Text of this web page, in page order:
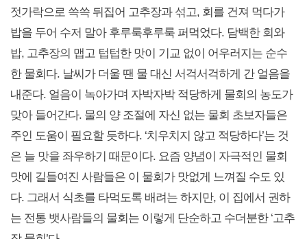
젓가락으로 쓱쓱 뒤집어 고추장과 섞고, 회를 건져 먹다가
밥을 두어 수저 말아 후루룩후루룩 퍼먹었다. 담백한 회와
밥, 고추장의 맵고 텁텁한 맛이 기교 없이 어우러지는 순수
한 물회다. 날씨가 더울 땐 물 대신 서걱서걱하게 간 얼음을
내준다. 얼음이 녹아가며 자박자박 적당하게 물회의 농도가
맞아 들어간다. 물의 양 조절에 자신 없는 물회 초보자들은
주인 도움이 필요할 듯하다. ‘치우치지 않고 적당하다’는 것
은 늘 맛을 좌우하기 때문이다. 요즘 양념이 자극적인 물회
맛에 길들여진 사람들은 이 물회가 맛없게 느껴질 수도 있
다. 그래서 식초를 타먹도록 배려는 하지만, 이 집에서 권하
는 전통 뱃사람들의 물회는 이렇게 단순하고 수더분한 ‘고추